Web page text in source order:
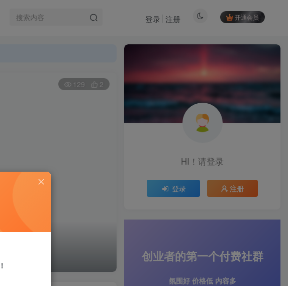
开通会员
登录 注册
129 2
HI！请登录
登录 注册
创业者的第一个付费社群
氛围好 价格低 内容多